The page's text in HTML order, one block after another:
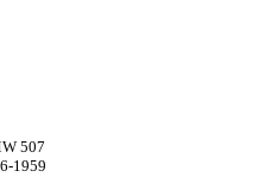
507
1959